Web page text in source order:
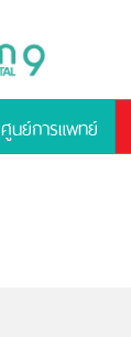
ศูนย์การแพทย์